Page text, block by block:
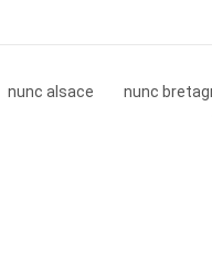
nunc alsace nunc